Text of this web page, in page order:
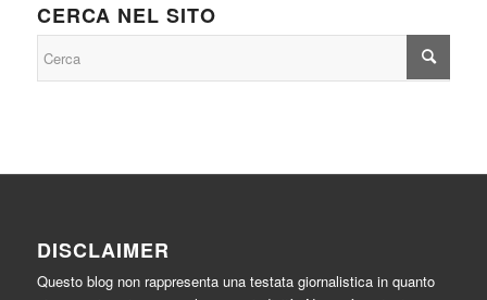
CERCA NEL SITO
DISCLAIMER
Questo blog non rappresenta una testata giornalistica in quanto